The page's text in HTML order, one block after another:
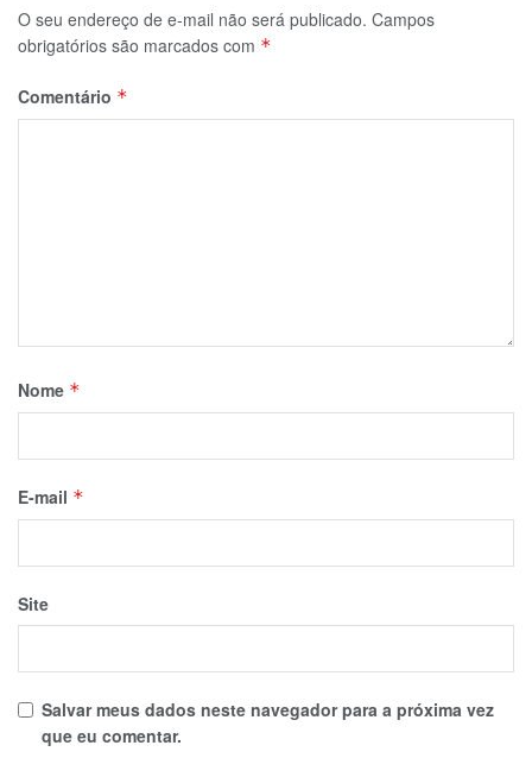
O seu endereço de e-mail não será publicado. Campos
obrigatórios são marcados com *
Comentário *
Nome *
E-mail *
Site
Salvar meus dados neste navegador para a próxima vez
que eu comentar.